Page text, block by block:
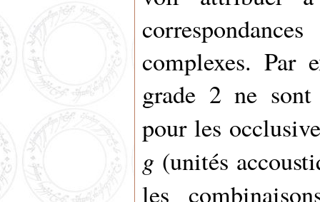
complexes. Par
grade 2 ne
pour les
g (unités
les